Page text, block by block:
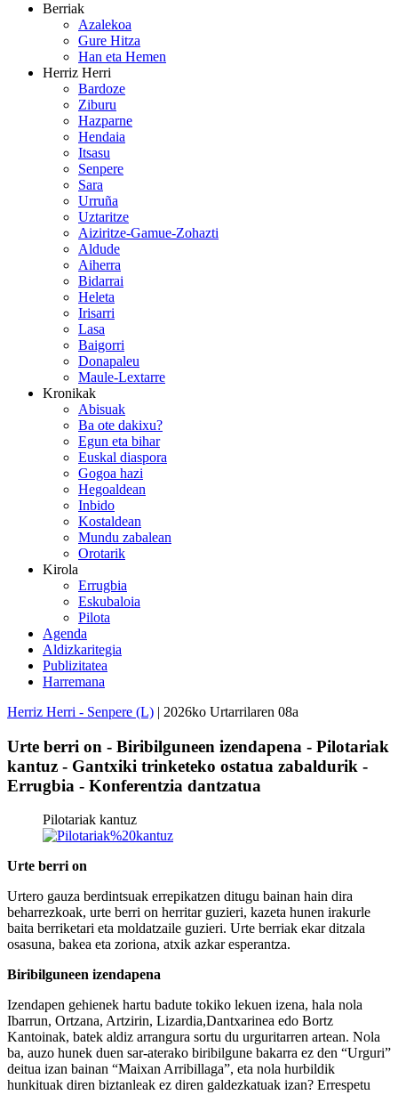
Berriak
Azalekoa
Gure Hitza
Han eta Hemen
Herriz Herri
Bardoze
Ziburu
Hazparne
Hendaia
Itsasu
Senpere
Sara
Urruña
Uztaritze
Aiziritze-Gamue-Zohazti
Aldude
Aiherra
Bidarrai
Heleta
Irisarri
Lasa
Baigorri
Donapaleu
Maule-Lextarre
Kronikak
Abisuak
Ba ote dakixu?
Egun eta bihar
Euskal diaspora
Gogoa hazi
Hegoaldean
Inbido
Kostaldean
Mundu zabalean
Orotarik
Kirola
Errugbia
Eskubaloia
Pilota
Agenda
Aldizkaritegia
Publizitatea
Harremana
Herriz Herri - Senpere (L) | 2026ko Urtarrilaren 08a
Urte berri on - Biribilguneen izendapena - Pilotariak
kantuz - Gantxiki trinketeko ostatua zabaldurik -
Errugbia - Konferentzia dantzatua
Pilotariak kantuz
Urte berri on
Urtero gauza berdintsuak errepikatzen ditugu bainan hain dira
beharrezkoak, urte berri on herritar guzieri, kazeta hunen irakurle
baita berriketari eta moldatzaile guzieri. Urte berriak ekar ditzala
osasuna, bakea eta zoriona, atxik azkar esperantza.
Biribilguneen izendapena
Izendapen gehienek hartu badute tokiko lekuen izena, hala nola
Ibarrun, Ortzana, Artzirin, Lizardia,Dantxarinea edo Bortz
Kantoinak, batek aldiz arrangura sortu du urguritarren artean. Nola
ba, auzo hunek duen sar-aterako biribilgune bakarra ez den “Urguri”
deitua izan bainan “Maixan Arribillaga”, eta nola hurbildik
hunkituak diren biztanleak ez diren galdezkatuak izan? Errespetu